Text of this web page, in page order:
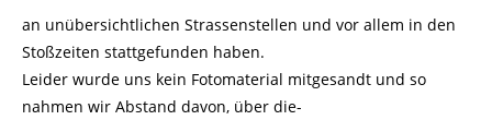
an unübersichtlichen Strassenstellen und vor allem in den
Stoßzeiten stattgefunden haben.
Leider wurde uns kein Fotomaterial mitgesandt und so
nahmen wir Abstand davon, über die-